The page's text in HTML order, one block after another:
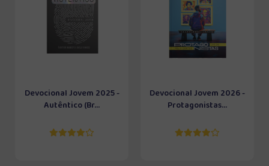
Devocional Jovem 2025 -
Autêntico (Br...
Devocional Jovem 2026 -
Protagonistas...